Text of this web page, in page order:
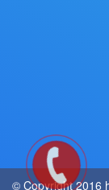
© Copyright 2016